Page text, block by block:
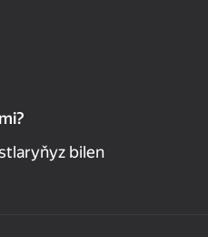
bilen